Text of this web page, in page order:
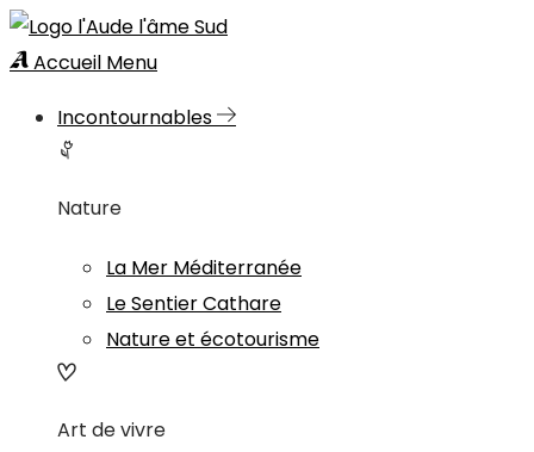
Accueil Menu
Incontournables
Nature
La Mer Méditerranée
Le Sentier Cathare
Nature et écotourisme
Art de vivre